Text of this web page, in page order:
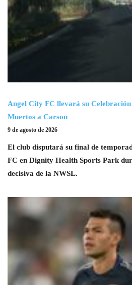
Angel City FC llevará su
Muertos a Carson
9 de agosto de 2026
El club disputará su final de
FC en Dignity Health Sports Park
decisiva de la NWSL.